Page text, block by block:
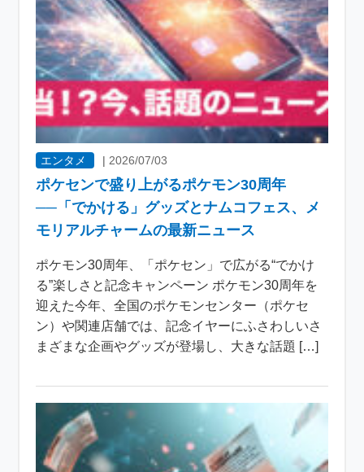
エンタメ | 2026/07/03
ポケセンで盛り上がるポケモン30周年
──「でかける」グッズとナムコフェス、メ
モリアルチャームの最新ニュース
ポケモン30周年、「ポケセン」で広がる“でかけ
る”楽しさと記念キャンペーン ポケモン30周年を
迎えた今年、全国のポケモンセンター（ポケセ
ン）や関連店舗では、記念イヤーにふさわしいさ
まざまな企画やグッズが登場し、大きな話題 […]